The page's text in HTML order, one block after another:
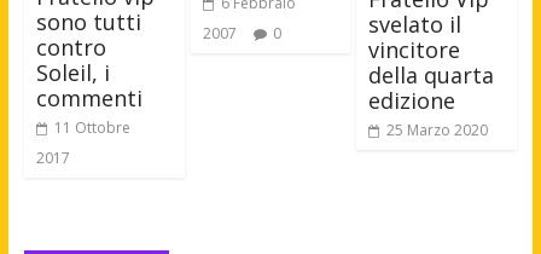
sono tutti
contro
Soleil, i
commenti
11 Ottobre
2017
2007
0
svelato il
vincitore
della quarta
edizione
25 Marzo 2020